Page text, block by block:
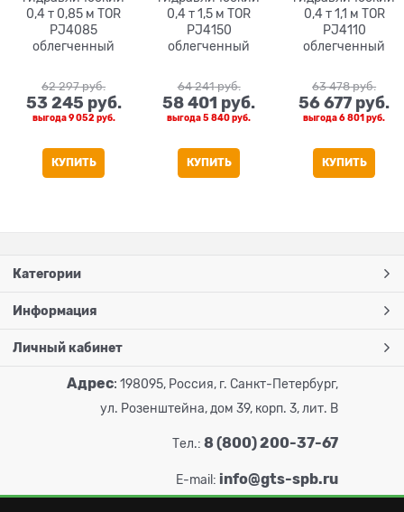
0,4 т 0,85 м TOR
PJ4085
облегченный
62 297 руб.
53 245 руб.
выгода9 052 руб.
КУПИТЬ
0,4 т 1,5 м TOR
PJ4150
облегченный
64 241 руб.
58 401 руб.
выгода5 840 руб.
КУПИТЬ
0,4 т 1,1 м TOR
PJ4110
облегченный
63 478 руб.
56 677 руб.
выгода6 801 руб.
КУПИТЬ
Категории
Информация
Личный кабинет
Адрес: 198095, Россия, г. Санкт-Петербург,
ул. Розенштейна, дом 39, корп. 3, лит. В
Тел.: 8 (800) 200-37-67
E-mail: info@gts-spb.ru